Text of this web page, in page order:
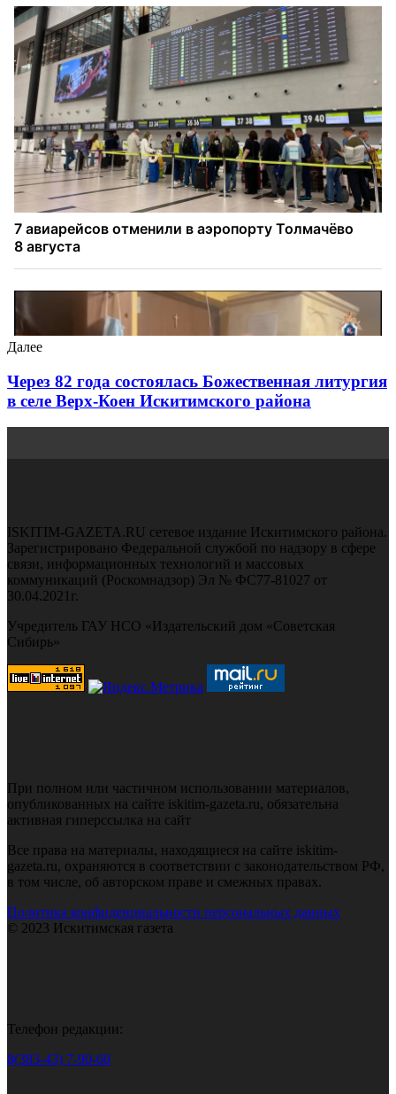
Далее
Через 82 года состоялась Божественная литургия
в селе Верх-Коен Искитимского района
ISKITIM-GAZETA.RU сетевое издание Искитимского района.
Зарегистрировано Федеральной службой по надзору в сфере
связи, информационных технологий и массовых
коммуникаций (Роскомнадзор) Эл № ФС77-81027 от
30.04.2021г.
Учредитель ГАУ НСО «Издательский дом «Советская
Сибирь»
При полном или частичном использовании материалов,
опубликованных на сайте iskitim-gazeta.ru, обязательна
активная гиперссылка на сайт
Все права на материалы, находящиеся на сайте iskitim-
gazeta.ru, охраняются в соответствии с законодательством РФ,
в том числе, об авторском праве и смежных правах.
Политика конфиденциальности персональных данных
© 2023 Искитимская газета
Телефон редакции:
8(383-43) 7-90-60